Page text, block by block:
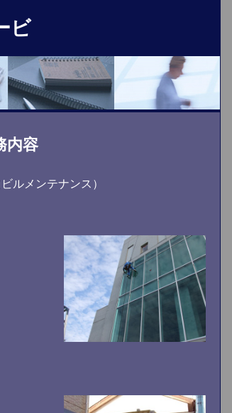
ビ
内容
ルメンテナンス）